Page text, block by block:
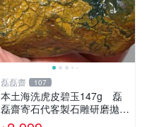
磊磊齋 107
本土海洗虎皮碧玉147g 磊
磊齋寄石代客製石雕研磨拋光
養護盤珠台灣藍寶東玉東海岸